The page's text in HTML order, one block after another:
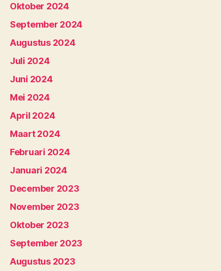
Oktober 2024
September 2024
Augustus 2024
Juli 2024
Juni 2024
Mei 2024
April 2024
Maart 2024
Februari 2024
Januari 2024
December 2023
November 2023
Oktober 2023
September 2023
Augustus 2023